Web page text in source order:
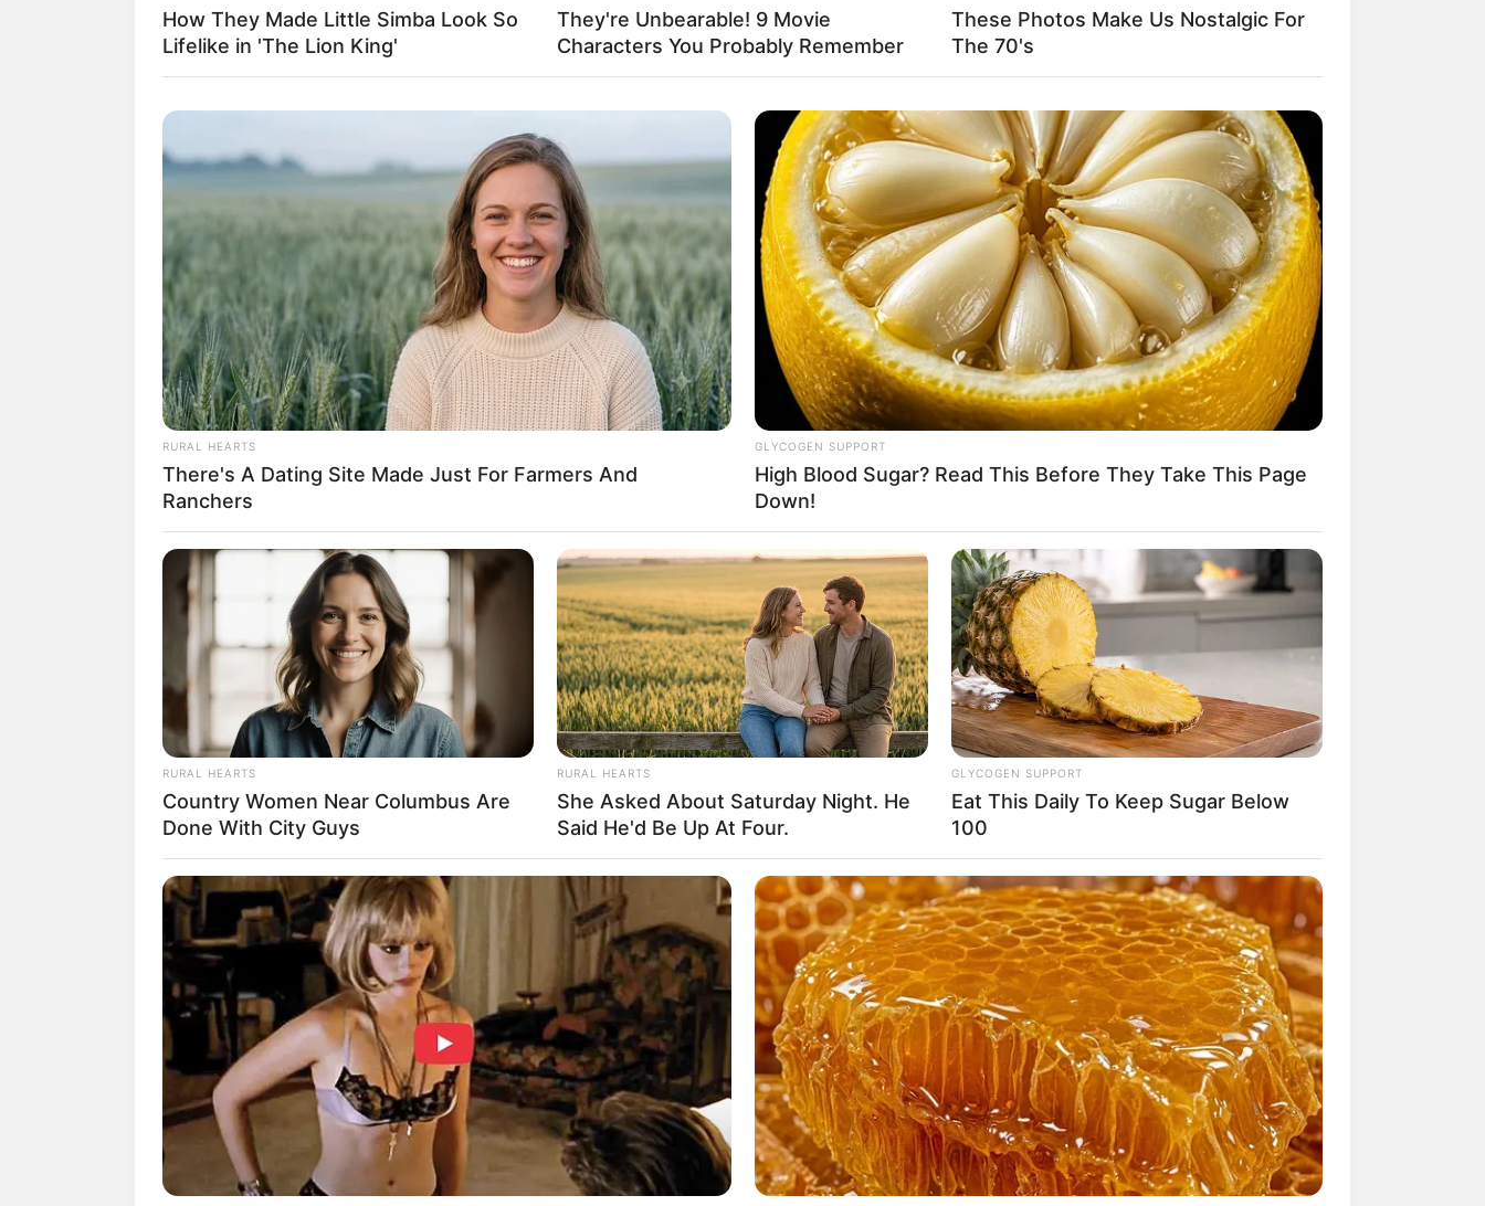
3. Chris merupakan ilustrator, seniman dan penulis buku anak yang berbasis
di Dublin, Irlandia.
10 Pose Manekin Anti
Banget
8 Kata Lucu Seputar Malam
Minggu ala Jomblo yang Bikin
Ngenes
10 Desain Kanopi Tempat
Tidur, Serasa Beristirahat di
Kamar Raja
Tampil Lebih Modern, 7 Potret
Hasil Renovasi Rumah Berusia
90 Tahun
How They Made Little Simba Look So
Lifelike in 'The Lion King'
They're Unbearable! 9 Movie
Characters You Probably Remember
These Photos Make Us Nostalgic For
The 70's
RURAL HEARTS
There's A Dating Site Made Just For Farmers And
Ranchers
GLYCOGEN SUPPORT
High Blood Sugar? Read This Before They Take This Page
Down!
RURAL HEARTS
Country Women Near Columbus Are
Done With City Guys
RURAL HEARTS
She Asked About Saturday Night. He
Said He'd Be Up At Four.
GLYCOGEN SUPPORT
Eat This Daily To Keep Sugar Below
100